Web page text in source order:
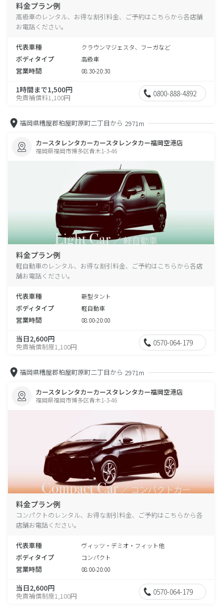
料金プラン例
高級車のレンタル、お得な割引料金、ご予約はこちらから各店舗
お電話ください。
代表車種 クラウンマジェスタ、フーガなど
ボディタイプ 高級車
営業時間 08:30-20:30
1時間まで1,500円
免責補償料1,100円 0800-888-4892
福岡県糟屋郡粕屋町原町二丁目から 2971m
カースタレンタカーカースタレンタカー福岡空港店
福岡県福岡市博多区青木1-3-46
料金プラン例
軽自動車のレンタル、お得な割引料金、ご予約はこちらから各店
舗お電話ください。
代表車種 新型タント
ボディタイプ 軽自動車
営業時間 08:00-20:00
当日2,600円
免責補償制度1,100円 0570-064-179
福岡県糟屋郡粕屋町原町二丁目から 2971m
カースタレンタカーカースタレンタカー福岡空港店
福岡県福岡市博多区青木1-3-46
料金プラン例
コンパクトのレンタル、お得な割引料金、ご予約はこちらから各
店舗お電話ください。
代表車種 ヴィッツ・デミオ・フィット他
ボディタイプ コンパクト
営業時間 08:00-20:00
当日2,600円
免責補償制度1,100円 0570-064-179